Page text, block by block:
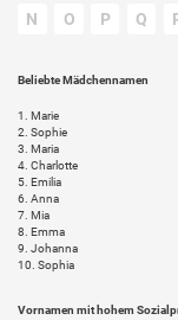
N O P Q
Beliebte Mädchennamen
1.
Marie
2. Sophie
3. Maria
4. Charlotte
5. Emilia
6. Anna
7. Mia
8. Emma
9. Johanna
10. Sophia
Vornamen mit hohem